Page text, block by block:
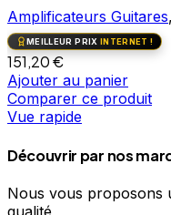
Amplificateurs Guitares,
MEILLEUR PRIX INTERNET !
151,20€
Ajouter au panier
Comparer ce produit
Vue rapide
Découvrir par nos
Nous vous proposons
qualité